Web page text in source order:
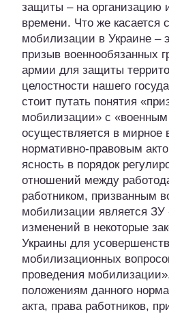
защиты – на организацию
времени. Что же касается
мобилизации в Украине –
призыв военнообязанных
армии для защиты
целостности нашего
стоит путать понятия
мобилизации» с
осуществляется в мирное
нормативно-правовым
ясность в порядок
отношений между
работником, призванным
мобилизации является ЗУ
изменений в некоторые
Украины для
мобилизационных
проведения
положениям данного
акта, права работников,